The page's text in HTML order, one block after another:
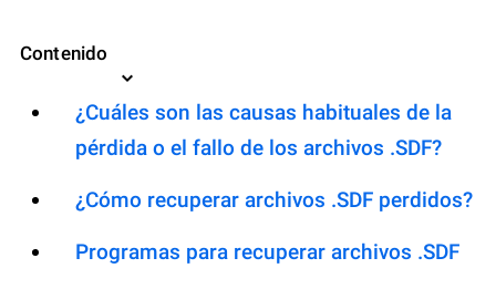
Contenido
¿Cuáles son las causas habituales de la
pérdida o el fallo de los archivos .SDF?
¿Cómo recuperar archivos .SDF perdidos?
Programas para recuperar archivos .SDF